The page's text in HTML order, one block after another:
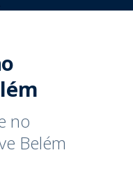
no
Belém